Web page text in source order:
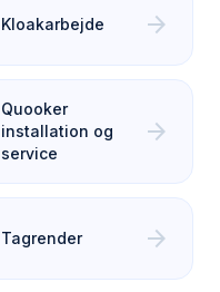
Kloakarbejde arrow_forward
Quooker
installation og
service
arrow_forward
Tagrender arrow_forward